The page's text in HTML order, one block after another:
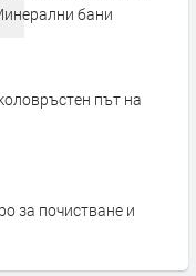
бани
път на
за почистване и